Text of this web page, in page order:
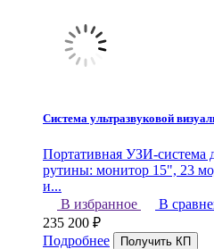
Система ультразвуковой
Портативная УЗИ-система
рутины: монитор 15", 23
и...
В избранное
В
235 200 ₽
Подробнее